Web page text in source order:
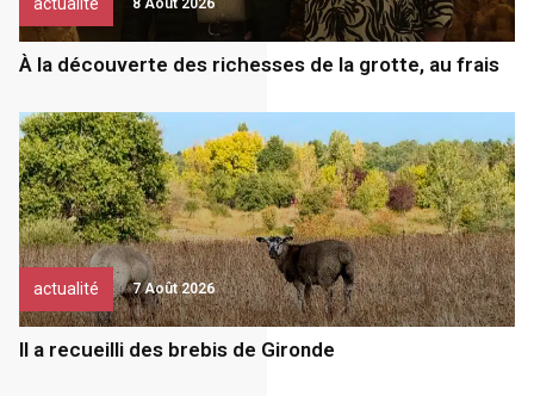
À la découverte des richesses de la grotte, au frais
actualité 7 Août 2026
Il a recueilli des brebis de Gironde